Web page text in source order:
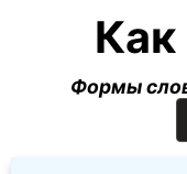
Как
Формы